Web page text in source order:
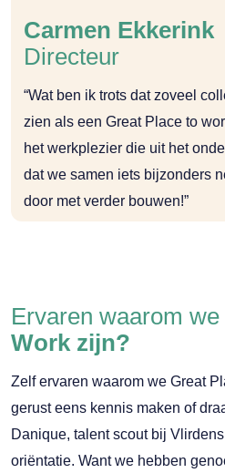
Carmen Ekkerink
Directeur
“Wat ben ik trots dat zoveel
zien als een Great Place to
het werkplezier die uit het
dat we samen iets bijzonders
door met verder bouwen!”
Ervaren waarom we
Work zijn?
Zelf ervaren waarom we Great
gerust eens kennis maken of
Danique, talent scout bij
oriëntatie. Want we hebben